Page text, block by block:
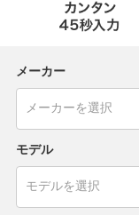
メーカー
モデル